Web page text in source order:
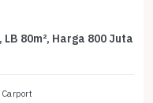
80m², Harga 800 Juta
Carport